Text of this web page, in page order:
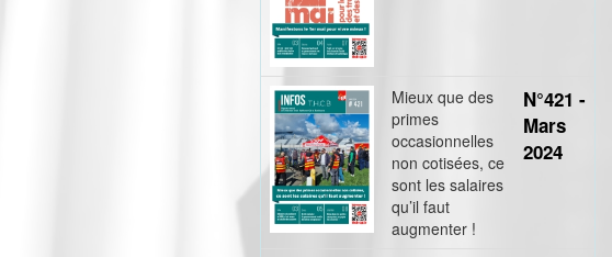
Mieux que des
primes
occasionnelles
non cotisées, ce
sont les salaires
qu’il faut
augmenter !
N°421 -
Mars
2024